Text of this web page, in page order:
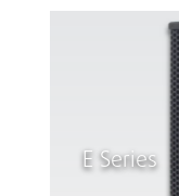
E Series